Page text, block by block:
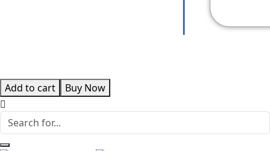
Add to cart Buy Now